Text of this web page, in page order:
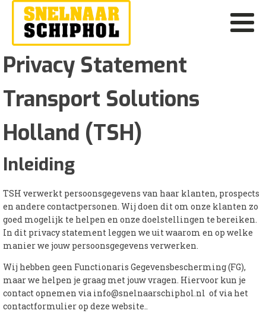
Privacy Statement
Transport Solutions
Holland (TSH)
Inleiding
TSH verwerkt persoonsgegevens van haar klanten, prospects
en andere contactpersonen. Wij doen dit om onze klanten zo
goed mogelijk te helpen en onze doelstellingen te bereiken.
In dit privacy statement leggen we uit waarom en op welke
manier we jouw persoonsgegevens verwerken.
Wij hebben geen Functionaris Gegevensbescherming (FG),
maar we helpen je graag met jouw vragen. Hiervoor kun je
contact opnemen via info@snelnaarschiphol.nl of via het
contactformulier op deze website..